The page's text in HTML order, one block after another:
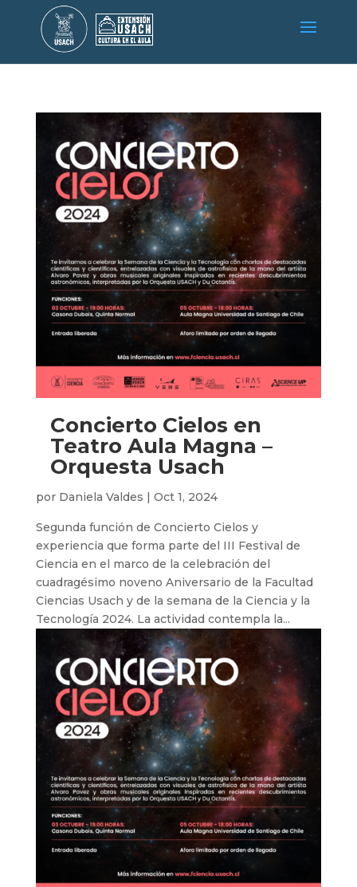
Concierto Cielos en
Teatro Aula Magna –
Orquesta Usach
por Daniela Valdes Oct 1, 2024
Segunda función de Concierto Cielos y
experiencia que forma parte del III Festival de
Ciencia en el marco de la celebración del
cuadragésimo noveno Aniversario de la Facultad
Ciencias Usach y de la semana de la Ciencia y la
Tecnología 2024. La actividad contempla la...